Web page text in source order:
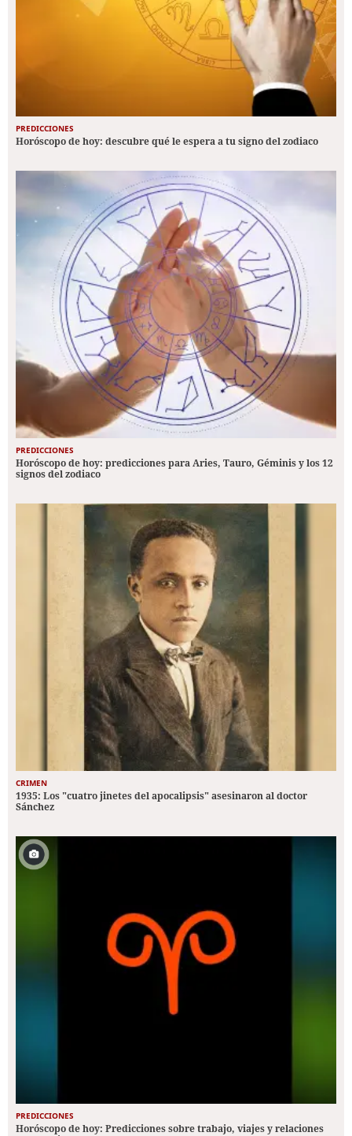
PREDICCIONES
Horóscopo de hoy: descubre qué le espera a tu signo del zodiaco
PREDICCIONES
Horóscopo de hoy: predicciones para Aries, Tauro, Géminis y los 12
signos del zodiaco
CRIMEN
1935: Los "cuatro jinetes del apocalipsis" asesinaron al doctor
Sánchez
PREDICCIONES
Horóscopo de hoy: Predicciones sobre trabajo, viajes y relaciones